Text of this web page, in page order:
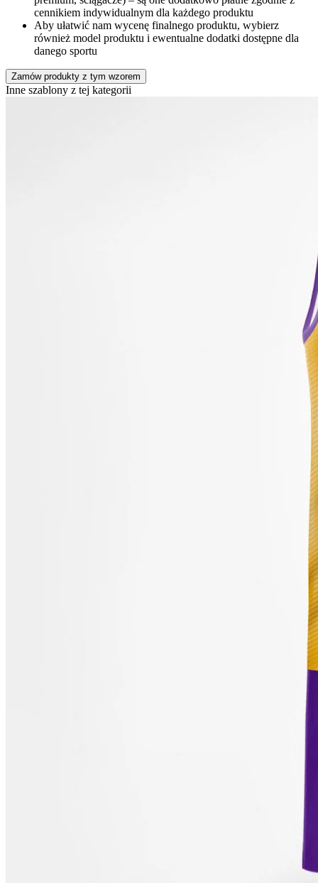
cennikiem indywidualnym dla każdego produktu
Aby ułatwić nam wycenę finalnego produktu, wybierz
również model produktu i ewentualne dodatki dostępne dla
danego sportu
Zamów produkty z tym wzorem
Inne szablony z tej kategorii